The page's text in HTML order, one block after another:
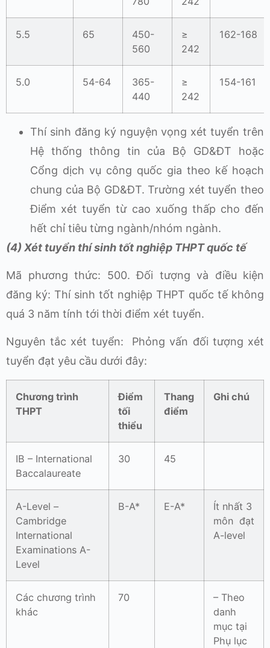
5.5 65
450-
560
≥
242
162-168
5.0 54-64
365-
440
≥
242
154-161
Thí sinh đăng ký nguyện vọng xét tuyển trên
Hệ thống thông tin của Bộ GD&ĐT hoặc
Cổng dịch vụ công quốc gia theo kế hoạch
chung của Bộ GD&ĐT. Trường xét tuyển theo
Điểm xét tuyển từ cao xuống thấp cho đến
hết chỉ tiêu từng ngành/nhóm ngành.
(4) Xét tuyển thí sinh tốt nghiệp THPTquốc tế
Mã phương thức: 500. Đối tượng và điều kiện
đăng ký: Thí sinh tốt nghiệp THPT quốc tế không
quá 3 năm tính tới thời điểm xét tuyển.
Nguyên tắc xét tuyển: Phỏng vấn đối tượng xét
tuyển đạt yêu cầu dưới đây:
Chương trình
THPT
Điểm
tối
thiểu
Thang
điểm
Ghi chú
IB – International
Baccalaureate
30 45
A-Level –
Cambridge
International
Examinations A-
Level
B-A* E-A*
Ít nhất 3
môn đạt
A-level
Các chương trình
khác
70
– Theo
danh
mục tại
Phụ lục